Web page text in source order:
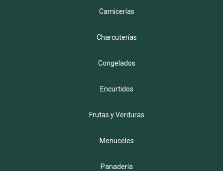
Carnicerías
Charcuterías
Congelados
Encurtidos
Frutas y Verduras
Menuceles
Panadería